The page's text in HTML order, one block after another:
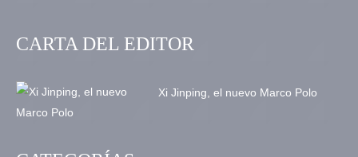
CARTA DEL EDITOR
Xi Jinping, el nuevo Marco Polo